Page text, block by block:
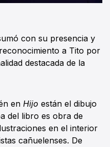
con su presencia y
a Tito por
destacada de la
en Hijo están el dibujo
del libro es obra de
en el interior
cañuelenses. De